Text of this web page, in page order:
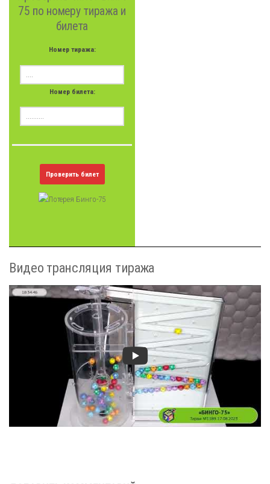
75 по номеру тиража и
билета
Номер тиража:
Номер билета:
Проверить билет
Видео трансляция тиража